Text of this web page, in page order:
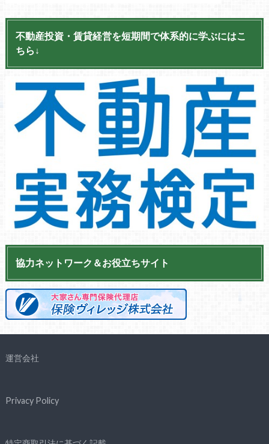
不動産投資・賃貸経営を短期間で体系的に学ぶにはこ
ちら↓
協力ネットワーク＆お役立ちサイト
運営会社
Privacy Policy